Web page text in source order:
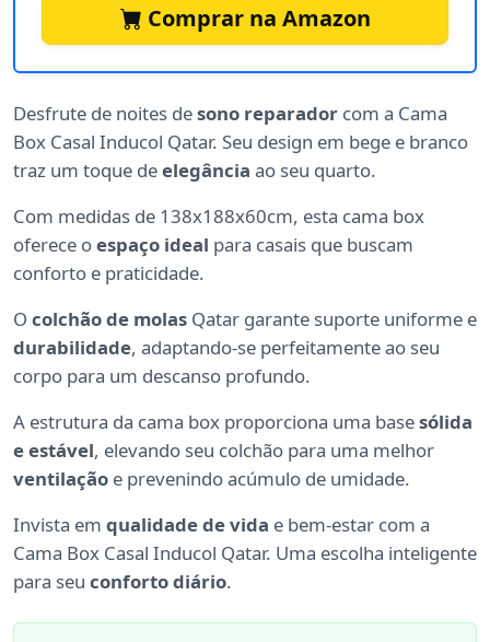
Comprar na Amazon
Desfrute de noites desono reparador com a Cama
Box Casal Inducol Qatar. Seu design em bege e branco
traz um toque deelegância ao seu quarto.
Com medidas de 138x188x60cm, esta cama box
oferece oespaço ideal para casais que buscam
conforto e praticidade.
O colchão de molas Qatar garante suporte uniforme e
durabilidade, adaptando-se perfeitamente ao seu
corpo para um descanso profundo.
A estrutura da cama box proporciona uma basesólida
e estável, elevando seu colchão para uma melhor
ventilação e prevenindo acúmulo de umidade.
Invista em qualidade de vida e bem-estar com a
Cama Box Casal Inducol Qatar. Uma escolha inteligente
para seu conforto diário.